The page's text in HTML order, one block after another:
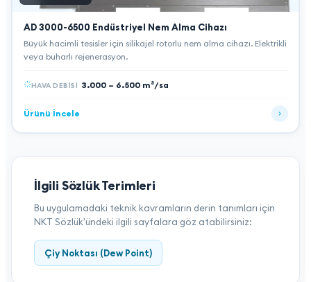
AD 3000-6500 Endüstriyel Nem Alma Cihazı
Büyük hacimli tesisler için silikajel rotorlu nem alma cihazı. Elektrikli
veya buharlı rejenerasyon.
HAVA DEBISI 3.000 – 6.500 m³/sa
Ürünü İncele
İlgili Sözlük Terimleri
Bu uygulamadaki teknik kavramların derin tanımları için
NKT Sözlük'ündeki ilgili sayfalara göz atabilirsiniz:
Çiy Noktası (Dew Point)